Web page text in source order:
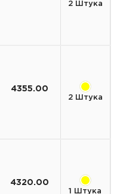
2 Штука
4355.00
2 Штука
4320.00
1 Штука